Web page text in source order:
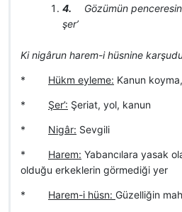
4. Gözümün
şer’
Ki nigârun harem-i hüsnine
* Hükm eyleme: Kanun
* Şer’: Şeriat, yol, kanun
* Nigâr: Sevgili
* Harem: Yabancılara yasak
olduğu erkeklerin görmediği yer
* Harem-i hüsn: Güzelliğin